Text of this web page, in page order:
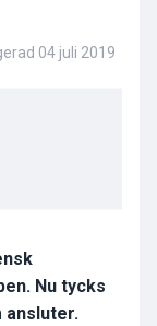
04 juli 2019
Nu tycks
ansluter.